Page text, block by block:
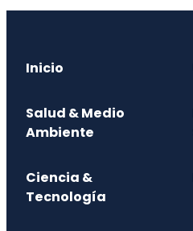
Inicio
Salud & Medio
Ambiente
Ciencia &
Tecnología